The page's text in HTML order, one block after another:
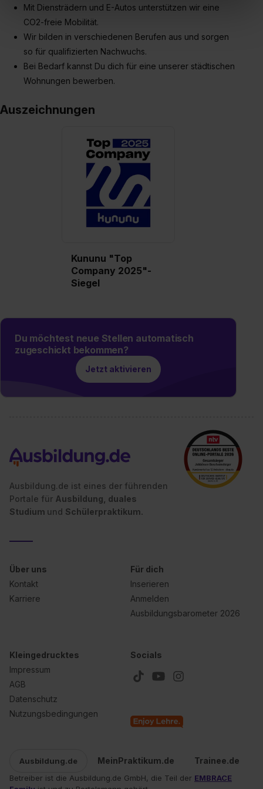
In diesem Fall sowie bei der separaten Aktivierung von
„Social Media und Marketing“ bist du auch damit
einverstanden, dass dir nach Setzen der Cookies externe
Inhalte (z.B. Videos oder Posts) angezeigt und hierfür
erforderliche personenbezogene Daten an Social Media
Dienste, ggfs. mit Sitz in den USA, übermittelt werden.
Einzelfall bei dem jeweiligen Inhalt erteilen. Willst du nur
erlauben“. Die Einwilligung zur Platzierung von Cookies
der Kategorien „Präferenzen“, „Statistiken“ und „Social
Media und Marketing“ umfasst hierbei die Einwilligung
zur Übermittlung deiner Daten in die USA (Art. 49 Abs. 1
S. 1 lit. a) DS-GVO). Die USA verfügen über kein
angemessenes Datenschutzniveau (EuGH – Schrems
Datenschutzerklärung unter dem Punkt „Datenschutz-
Einstellungen“ widerrufen. Weitere Informationen zu den
einzelnen Cookies findest du durch Klick auf „Details
Impressum.
Mit Diensträdern und E-Autos unterstützen wir eine
CO2-freie Mobilität.
Wir bilden in verschiedenen Berufen aus und sorgen
so für qualifizierten Nachwuchs.
Bei Bedarf kannst Du dich für eine unserer städtischen
Wohnungen bewerben.
Auszeichnungen
Kununu "Top
Company 2025"-
Siegel
Du möchtest neue Stellen automatisch
zugeschickt bekommen?
Jetzt aktivieren
Ausbildung.de ist eines der führenden
Portale für Ausbildung, duales
Studium und Schülerpraktikum.
Über uns
Kontakt
Karriere
Für dich
Inserieren
Anmelden
Ausbildungsbarometer 2026
Kleingedrucktes
Impressum
AGB
Datenschutz
Nutzungsbedingungen
Socials
Ausbildung.de MeinPraktikum.de Trainee.de
Betreiber ist die Ausbildung.de GmbH, die Teil der EMBRACE